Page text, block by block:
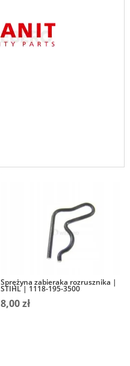
Sprężyna zabieraka rozrusznika |
STIHL | 1118-195-3500
8,00zł